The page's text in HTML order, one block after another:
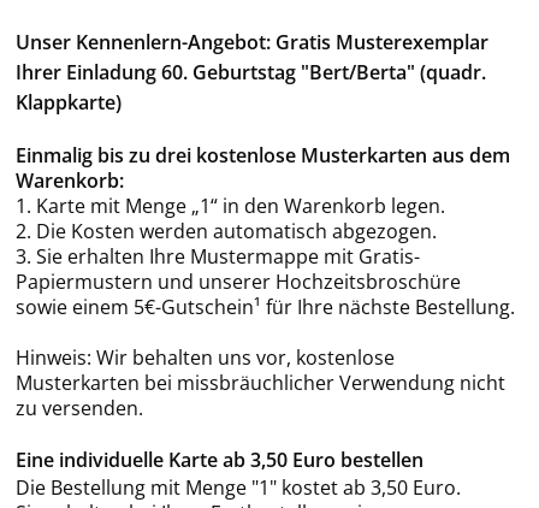
Unser Kennenlern-Angebot: Gratis Musterexemplar
Ihrer Einladung 60. Geburtstag "Bert/Berta" (quadr.
Klappkarte)
Einmalig bis zu drei kostenlose Musterkarten aus dem
Warenkorb:
1. Karte mit Menge „1“ in den Warenkorb legen.
2. Die Kosten werden automatisch abgezogen.
3. Sie erhalten Ihre Mustermappe mit Gratis-
Papiermustern und unserer Hochzeitsbroschüre
sowie einem 5€-Gutschein¹ für Ihre nächste Bestellung.
Hinweis: Wir behalten uns vor, kostenlose
Musterkarten bei missbräuchlicher Verwendung nicht
zu versenden.
Eine individuelle Karte ab 3,50 Euro bestellen
Die Bestellung mit Menge "1" kostet ab 3,50 Euro.